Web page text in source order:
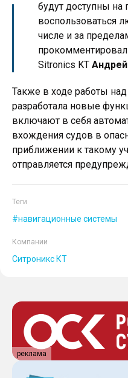
будут доступны
воспользоваться
числе и за
Sitronics KT
Также в ходе работы
разработала новые
включают в себя
вхождения судов в
приближении к такому
отправляется
Теги
навигационные системы
Компании
Ситроникс КТ
реклама